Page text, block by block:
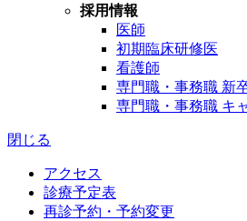
採用情報
医師
初期臨床研修医
看護師
専門職・事務職 新
専門職・事務職 キ
閉じる
アクセス
診療予定表
再診予約・予約変更